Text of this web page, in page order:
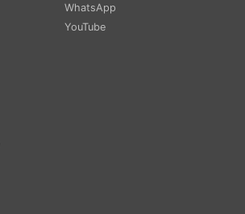
WhatsApp
YouTube